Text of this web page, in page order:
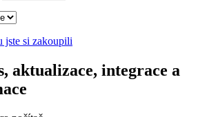
jste si zakoupili
aktualizace, integrace a